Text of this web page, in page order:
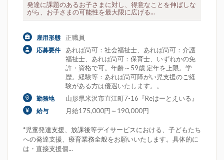
発達に課題のあるお子さまに対し、得意なことを伸ばしな
がら、お子さまの可能性を最大限に広げる...
雇用形態 正職員
応募要件
あれば尚可：社会福祉士、あれば尚可：介護
福祉士、あれば尚可：保育士、いずれかの免
許・資格で可。年齢～59歳 定年を上限。学
歴。経験等：あれば尚可障がい児支援のご経
験がある方は優遇いたします。。
勤務地 山形県米沢市直江町7-16『Reはーとえいる』
給与 月給175,000円～190,000円
*児童発達支援、放課後等デイサービスにおける、子どもたち
への発達支援、療育業務全般をお願いいたします。具体的に
は・直接支援個...